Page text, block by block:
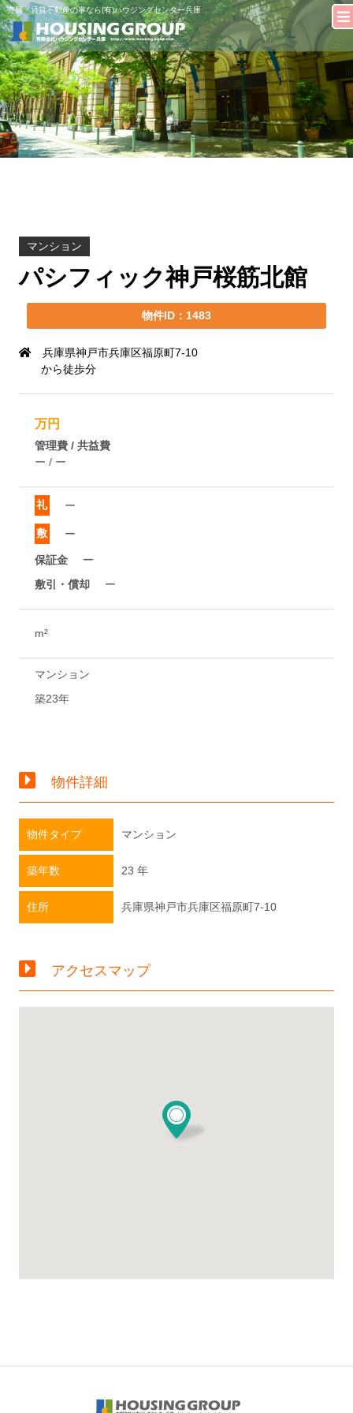
売買・賃貸不動産の事なら(有)ハウジングセンター兵庫
マンション
パシフィック神戸桜筋北館
物件ID：1483
兵庫県神戸市兵庫区福原町7-10
から徒歩分
万円
管理費 / 共益費
ー / ー
礼 ー
敷 ー
保証金
ー
敷引・償却
ー
m²
マンション
築23年
物件詳細
物件タイプ マンション
築年数 23 年
住所 兵庫県神戸市兵庫区福原町7-10
アクセスマップ